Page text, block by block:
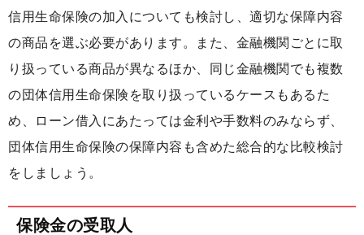
信用生命保険の加入についても検討し、適切な保障内容
の商品を選ぶ必要があります。また、金融機関ごとに取
り扱っている商品が異なるほか、同じ金融機関でも複数
の団体信用生命保険を取り扱っているケースもあるた
め、ローン借入にあたっては金利や手数料のみならず、
団体信用生命保険の保障内容も含めた総合的な比較検討
をしましょう。
保険金の受取人